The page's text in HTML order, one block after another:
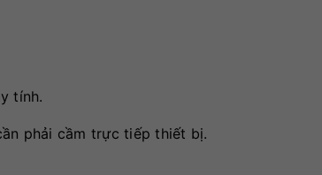
tính.
phải cầm trực tiếp thiết bị.